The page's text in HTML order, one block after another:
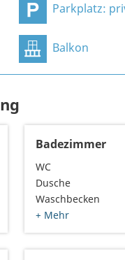
Parkplatz: privat, an
Balkon
Badezimmer
WC
Dusche
Waschbecken
+ Mehr